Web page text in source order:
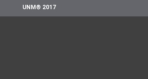
UNM® 2017